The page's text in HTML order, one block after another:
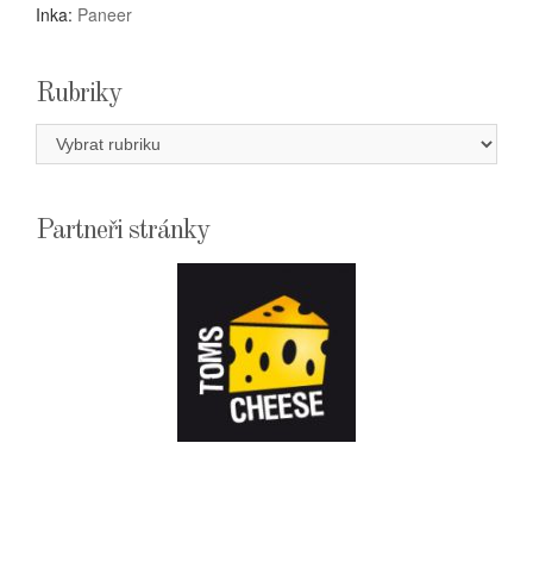
Inka: Paneer
Rubriky
Rubriky
Partneři stránky